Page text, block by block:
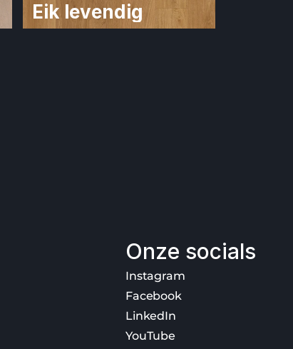
Eik levendig
Onze socials
Instagram
Facebook
LinkedIn
YouTube